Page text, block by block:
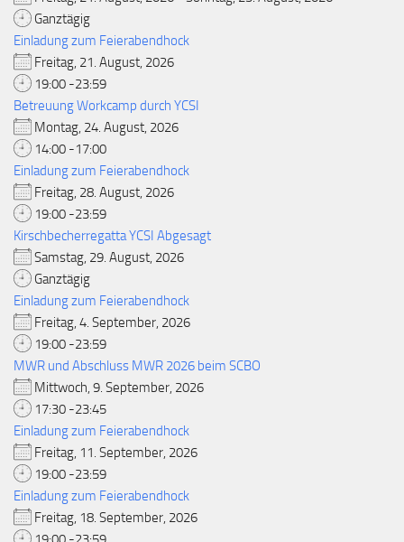
Ganztägig
Einladung zum Feierabendhock
Freitag, 21. August, 2026
19:00 -23:59
Betreuung Workcamp durch YCSI
Montag, 24. August, 2026
14:00 -17:00
Einladung zum Feierabendhock
Freitag, 28. August, 2026
19:00 -23:59
Kirschbecherregatta YCSI Abgesagt
Samstag, 29. August, 2026
Ganztägig
Einladung zum Feierabendhock
Freitag, 4. September, 2026
19:00 -23:59
MWR und Abschluss MWR 2026 beim SCBO
Mittwoch, 9. September, 2026
17:30 -23:45
Einladung zum Feierabendhock
Freitag, 11. September, 2026
19:00 -23:59
Einladung zum Feierabendhock
Freitag, 18. September, 2026